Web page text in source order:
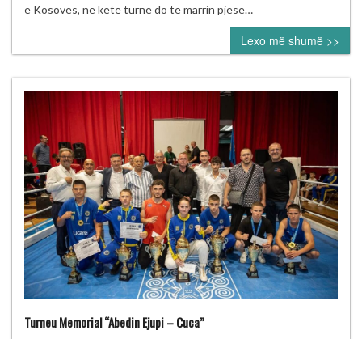
2”
në
Pejë
e Kosovës, në këtë turne do të marrin pjesë…
Lexo më shumë >>
Turneu Memorial “Abedin Ejupi – Cuca”